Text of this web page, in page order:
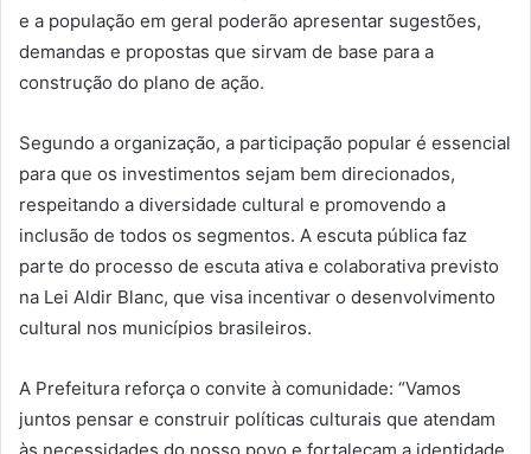
e a população em geral poderão apresentar sugestões,
demandas e propostas que sirvam de base para a
construção do plano de ação.
Segundo a organização, a participação popular é essencial
para que os investimentos sejam bem direcionados,
respeitando a diversidade cultural e promovendo a
inclusão de todos os segmentos. A escuta pública faz
parte do processo de escuta ativa e colaborativa previsto
na Lei Aldir Blanc, que visa incentivar o desenvolvimento
cultural nos municípios brasileiros.
A Prefeitura reforça o convite à comunidade: “Vamos
juntos pensar e construir políticas culturais que atendam